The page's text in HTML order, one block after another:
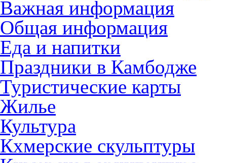
Важная информация
Общая информация
Еда и напитки
Праздники в Камбодже
Туристические карты
Жилье
Культура
Кхмерские скульптуры